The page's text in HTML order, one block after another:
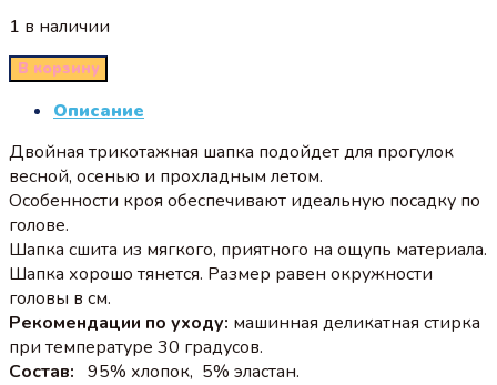
1 в наличии
В корзину
Описание
Двойная трикотажная шапка подойдет для прогулок
весной, осенью и прохладным летом.
Особенности кроя обеспечивают идеальную посадку по
голове.
Шапка сшита из мягкого, приятного на ощупь материала.
Шапка хорошо тянется. Размер равен окружности
головы в см.
Рекомендации по уходу: машинная деликатная стирка
при температуре 30 градусов.
Состав: 95% хлопок, 5% эластан.